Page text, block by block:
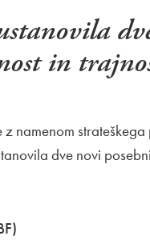
in
namenom
dve novi